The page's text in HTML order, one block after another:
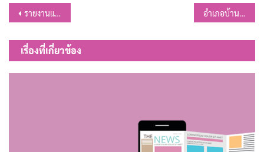
แนะแนว
เรื่อง
รายงานแสดงรายรับ – รายจ่ายและงบทดลอง ประจำเดือนพฤศจิกายน 2568 อำเภอบ้านหมี่จัดพิธีบำเพ็ญกุศลปัญญาสมวาร (50วัน) ถวายพระราชกุศล แด่สมเด็จพระนางเจ้าสิริกิติ์ พระบรมราชินีนาถ พระบรมราชชนนี พันปีหลวง
เรื่องที่เกี่ยวข้อง